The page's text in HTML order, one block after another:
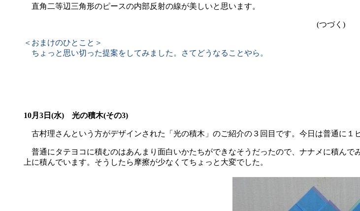
直角二等辺三角形のピースの内部反射の線が美しいと思います。
(つづく)
＜おまけのひとこと＞
ちょっと思い切った提案をしてみました。さてどうなることやら。
10月3日(水) 光の積木(その3)
古村理さんという方がデザインされた「光の積木」のご紹介の３回目です。今日は普通に１
普通にタテヨコに積むのはあんまり面白いかたちができなそうだったので、ナナメに積ん
上に積んでいます。そうしたら摩擦が少なくてちょっと大変でした。